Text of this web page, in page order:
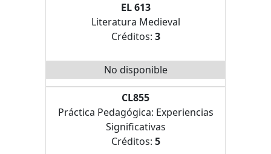
EL 613
Literatura Medieval
Créditos: 3
No disponible
CL855
Práctica Pedagógica: Experiencias
Significativas
Créditos: 5